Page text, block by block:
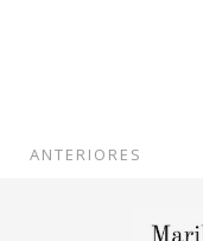
ANTERIORES